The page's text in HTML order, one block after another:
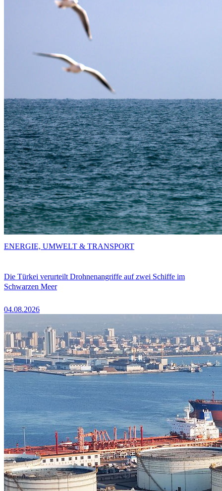
Die Türkei verurteilt Drohnenangriffe auf zwei Schiffe im
Schwarzen Meer
04.08.2026
ENERGIE, UMWELT & TRANSPORT